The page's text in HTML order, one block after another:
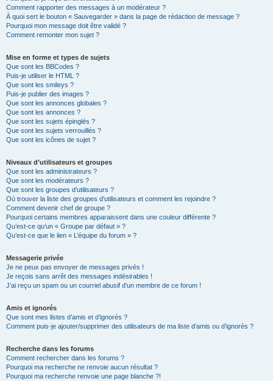
Comment rapporter des messages à un modérateur ?
À quoi sert le bouton « Sauvegarder » dans la page de rédaction de message ?
Pourquoi mon message doit être validé ?
Comment remonter mon sujet ?
Mise en forme et types de sujets
Que sont les BBCodes ?
Puis-je utiliser le HTML ?
Que sont les smileys ?
Puis-je publier des images ?
Que sont les annonces globales ?
Que sont les annonces ?
Que sont les sujets épinglés ?
Que sont les sujets verrouillés ?
Que sont les icônes de sujet ?
Niveaux d’utilisateurs et groupes
Que sont les administrateurs ?
Que sont les modérateurs ?
Que sont les groupes d’utilisateurs ?
Où trouver la liste des groupes d’utilisateurs et comment les rejoindre ?
Comment devenir chef de groupe ?
Pourquoi certains membres apparaissent dans une couleur différente ?
Qu’est-ce qu’un « Groupe par défaut » ?
Qu’est-ce que le lien « L’équipe du forum » ?
Messagerie privée
Je ne peux pas envoyer de messages privés !
Je reçois sans arrêt des messages indésirables !
J’ai reçu un spam ou un courriel abusif d’un membre de ce forum !
Amis et ignorés
Que sont mes listes d’amis et d’ignorés ?
Comment puis-je ajouter/supprimer des utilisateurs de ma liste d’amis ou d’ignorés ?
Recherche dans les forums
Comment rechercher dans les forums ?
Pourquoi ma recherche ne renvoie aucun résultat ?
Pourquoi ma recherche renvoie une page blanche ?!